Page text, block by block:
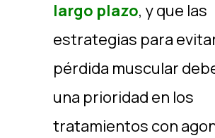
largo plazo, y que las
estrategias para
pérdida muscular
una prioridad en los
tratamientos con